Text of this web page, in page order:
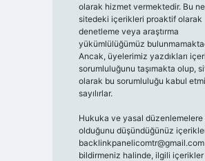
olarak hizmet vermektedir. Bu
sitedeki içerikleri proaktif olarak
denetleme veya araştırma
yükümlülüğümüz
Ancak, üyelerimiz yazdıkları
sorumluluğunu taşımakta olup,
olarak bu sorumluluğu kabul
sayılırlar.
Hukuka ve yasal düzenlemelere
olduğunu düşündüğünüz
backlinkpanelicomtr@gmail.com
bildirmeniz halinde, ilgili içerikler